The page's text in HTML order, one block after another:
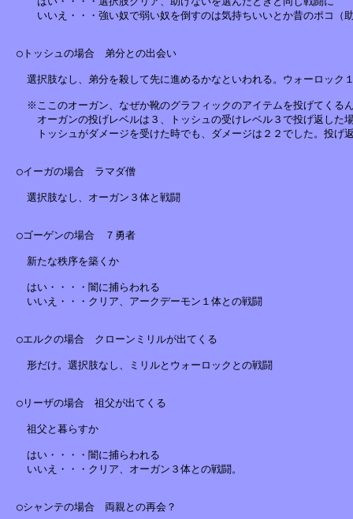
いいえ・・・強い奴で弱い奴を倒すのは気持ちいいとか昔のポコ（助
○トッシュの場合　弟分との出会い
選択肢なし、弟分を殺して先に進めるかなといわれる。ウォーロック
※ここのオーガン、なぜか靴のグラフィックのアイテムを投げてくる
オーガンの投げレベルは３、トッシュの受けレベル３で投げ返した場
トッシュがダメージを受けた時でも、ダメージは２２でした。投げ返
○イーガの場合　ラマダ僧
選択肢なし、オーガン３体と戦闘
○ゴーゲンの場合　７勇者
新たな秩序を築くか
はい・・・・闇に捕らわれる
いいえ・・・クリア、アークデーモン１体との戦闘
○エルクの場合　クローンミリルが出てくる
形だけ。選択肢なし、ミリルとウォーロックとの戦闘
○リーザの場合　祖父が出てくる
祖父と暮らすか
はい・・・・闇に捕らわれる
いいえ・・・クリア、オーガン３体との戦闘。
○シャンテの場合　両親との再会？